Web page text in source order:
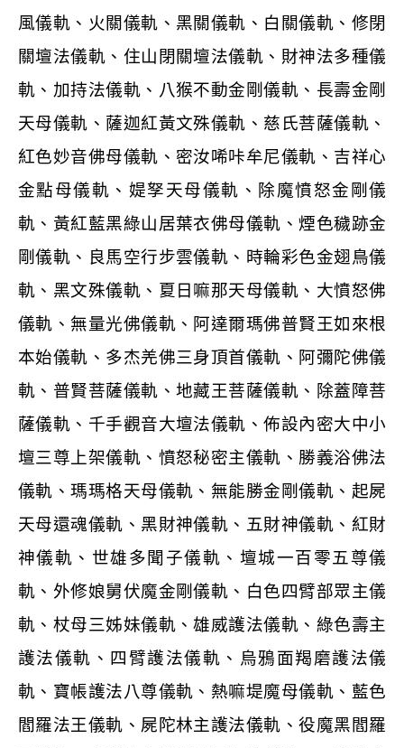
風儀軌、火關儀軌、黑關儀軌、白關儀軌、修閉
關壇法儀軌、住山閉關壇法儀軌、財神法多種儀
軌、加持法儀軌、八猴不動金剛儀軌、長壽金剛
天母儀軌、薩迦紅黃文殊儀軌、慈氏菩薩儀軌、
紅色妙音佛母儀軌、密汝唏咔牟尼儀軌、吉祥心
金點母儀軌、媞孥天母儀軌、除魔憤怒金剛儀
軌、黃紅藍黑綠山居葉衣佛母儀軌、煙色穢跡金
剛儀軌、良馬空行步雲儀軌、時輪彩色金翅鳥儀
軌、黑文殊儀軌、夏日嘛那天母儀軌、大憤怒佛
儀軌、無量光佛儀軌、阿達爾瑪佛普賢王如來根
本始儀軌、多杰羌佛三身頂首儀軌、阿彌陀佛儀
軌、普賢菩薩儀軌、地藏王菩薩儀軌、除蓋障菩
薩儀軌、千手觀音大壇法儀軌、佈設內密大中小
壇三尊上架儀軌、憤怒秘密主儀軌、勝義浴佛法
儀軌、瑪瑪格天母儀軌、無能勝金剛儀軌、起屍
天母還魂儀軌、黑財神儀軌、五財神儀軌、紅財
神儀軌、世雄多聞子儀軌、壇城一百零五尊儀
軌、外修娘舅伏魔金剛儀軌、白色四臂部眾主儀
軌、杖母三姊妹儀軌、雄威護法儀軌、綠色壽主
護法儀軌、四臂護法儀軌、烏鴉面羯磨護法儀
軌、寶帳護法八尊儀軌、熱嘛堤魔母儀軌、藍色
閻羅法王儀軌、屍陀林主護法儀軌、役魔黑閻羅